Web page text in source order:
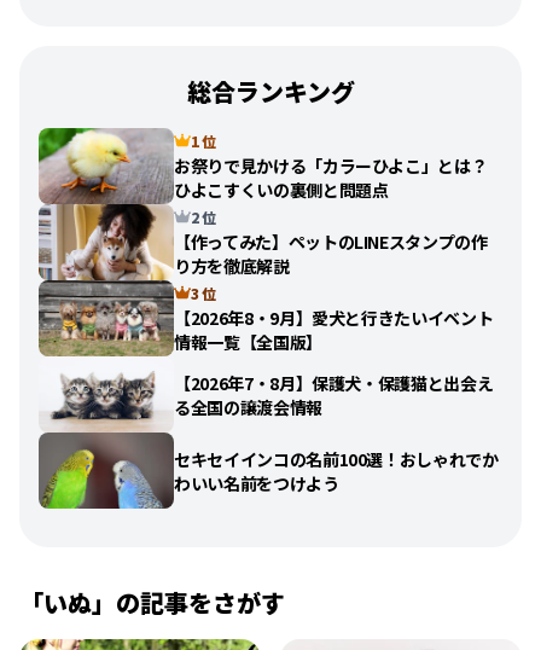
総合ランキング
1 位
お祭りで見かける「カラーひよこ」とは？
ひよこすくいの裏側と問題点
2 位
【作ってみた】ペットのLINEスタンプの作
り方を徹底解説
3 位
【2026年8・9月】愛犬と行きたいイベント
情報一覧【全国版】
【2026年7・8月】保護犬・保護猫と出会え
る全国の譲渡会情報
セキセイインコの名前100選！おしゃれでか
わいい名前をつけよう
「いぬ」の記事をさがす